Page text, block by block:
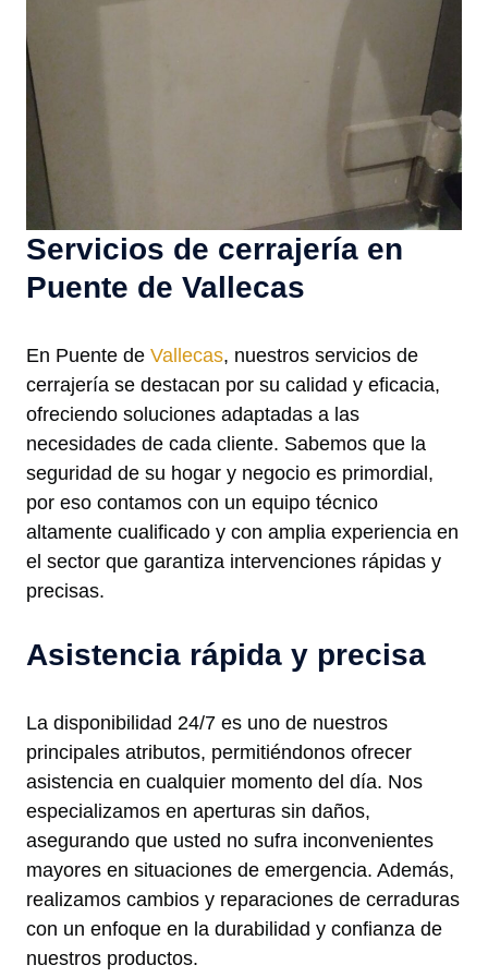
Servicios de cerrajería en
Puente de Vallecas
En Puente de Vallecas, nuestros servicios de
cerrajería se destacan por su calidad y eficacia,
ofreciendo soluciones adaptadas a las
necesidades de cada cliente. Sabemos que la
seguridad de su hogar y negocio es primordial,
por eso contamos con un equipo técnico
altamente cualificado y con amplia experiencia en
el sector que garantiza intervenciones rápidas y
precisas.
Asistencia rápida y precisa
La disponibilidad 24/7 es uno de nuestros
principales atributos, permitiéndonos ofrecer
asistencia en cualquier momento del día. Nos
especializamos en aperturas sin daños,
asegurando que usted no sufra inconvenientes
mayores en situaciones de emergencia. Además,
realizamos cambios y reparaciones de cerraduras
con un enfoque en la durabilidad y confianza de
nuestros productos.